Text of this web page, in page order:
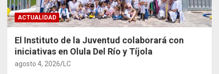
ACTUALIDAD
El Instituto de la Juventud colaborará con
iniciativas en Olula Del Río y Tíjola
agosto 4, 2026 LC